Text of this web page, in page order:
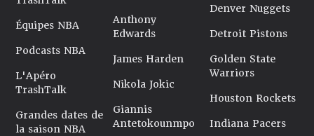
Équipes NBA
Podcasts NBA
L'Apéro
TrashTalk
Grandes dates de
la saison NBA
Anthony
Edwards
James Harden
Nikola Jokic
Giannis
Antetokounmpo
Denver Nuggets
Detroit Pistons
Golden State
Warriors
Houston Rockets
Indiana Pacers